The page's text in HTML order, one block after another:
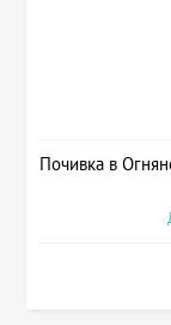
Почивка в